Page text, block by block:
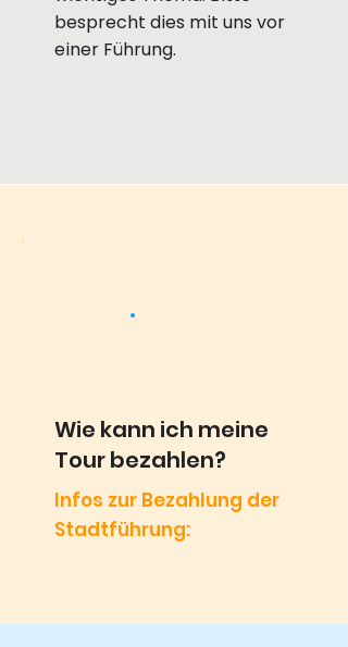
besprecht dies mit uns vor
einer Führung.
Wie kann ich meine
Tour bezahlen?
Infos zur Bezahlung der
Stadtführung: